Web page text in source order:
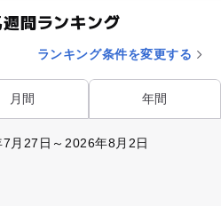
間ランキング
ランキング条件を変更する
月間 年間
月27日～2026年8月2日